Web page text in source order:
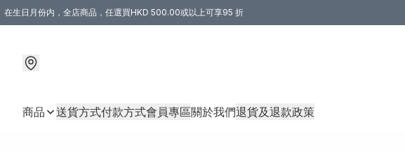
在生日月份内，全店商品，任選買HKD 500.00或以上可享95 折
商品 送貨方式付款方式會員專區關於我們退貨及退款政策